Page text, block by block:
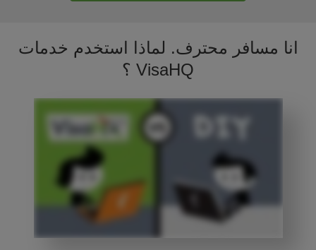
انا مسافر محترف. لماذا استخدم خدمات
VisaHQ ؟